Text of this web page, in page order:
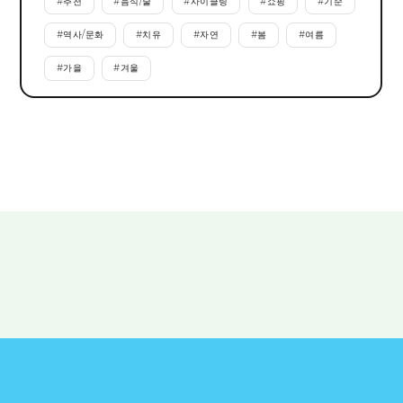
#역사/문화 #치유 #자연 #봄 #여름
#가을 #겨울